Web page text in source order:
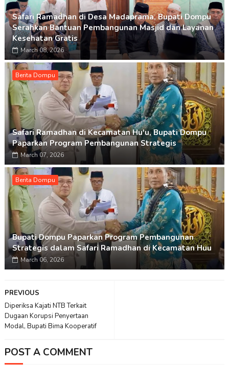
Safari Ramadhan di Desa Madaprama, Bupati Dompu
Serahkan Bantuan Pembangunan Masjid dan Layanan
Kesehatan Gratis
March 08, 2026
Berita Dompu
Safari Ramadhan di Kecamatan Hu'u, Bupati Dompu
Paparkan Program Pembangunan Strategis
March 07, 2026
Berita Dompu
Bupati Dompu Paparkan Program Pembangunan
Strategis dalam Safari Ramadhan di Kecamatan Huu
March 06, 2026
PREVIOUS
Diperiksa Kajati NTB Terkait
Dugaan Korupsi Penyertaan
Modal, Bupati Bima Kooperatif
POST A COMMENT